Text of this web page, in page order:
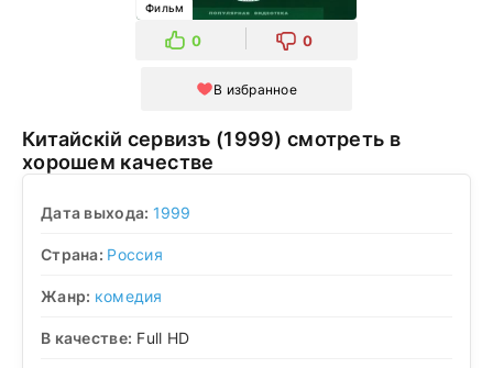
Фильм
0 0
В избранное
Китайскiй сервизъ (1999) смотреть в
хорошем качестве
Дата выхода: 1999
Страна: Россия
Жанр: комедия
В качестве: Full HD